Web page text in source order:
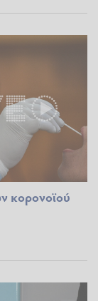
κορονοϊού